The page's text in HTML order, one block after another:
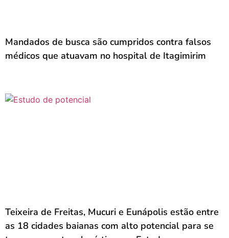
Mandados de busca são cumpridos contra falsos
médicos que atuavam no hospital de Itagimirim
Teixeira de Freitas, Mucuri e Eunápolis estão entre
as 18 cidades baianas com alto potencial para se